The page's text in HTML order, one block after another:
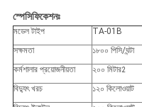
স্পেসিফিকেশনঃ
মডেল টাইপ TA-01B
সক্ষমতা
১৮০০ পিসি/ঘন্টা
কর্মশালার প্রয়োজনীয়তা
২০০ মিটার2
বিদ্যুৎ খরচ ১২০ কিলোওয়াট